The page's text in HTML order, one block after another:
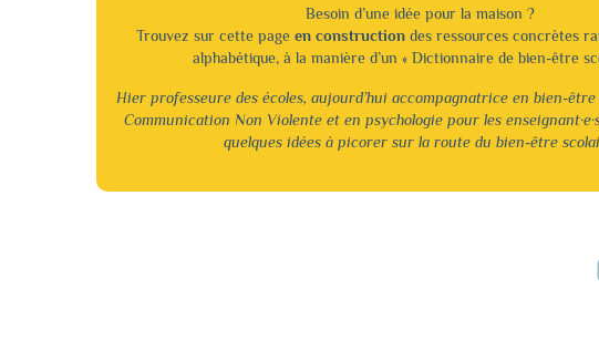
Besoin d’une idée pour la maison ?
Trouvez sur cette pageen constructiondes ressources concrètes
alphabétique, à la manière d’un « Dictionnaire de bien-être
Hier professeure des écoles, aujourd’hui accompagnatrice en bien-
Communication Non Violente et en psychologie pour les
quelques idées à picorer sur la route du bien-être